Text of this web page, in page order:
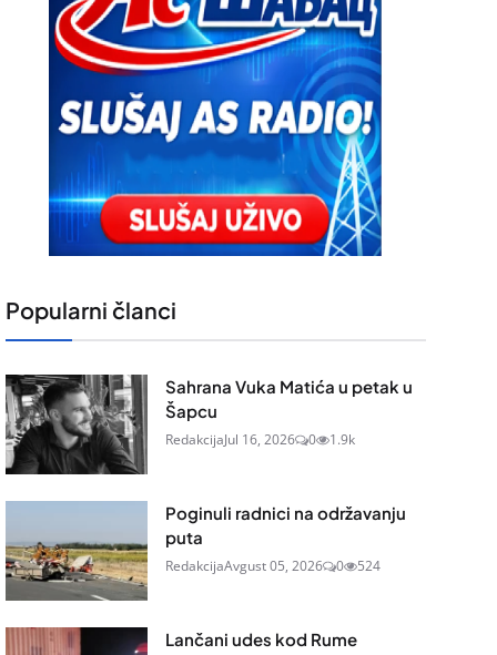
Popularni članci
Sahrana Vuka Matića u petak u
Šapcu
RedakcijaJul 16, 2026 0 1.9k
Poginuli radnici na održavanju
puta
RedakcijaAvgust 05, 2026 0 524
Lančani udes kod Rume